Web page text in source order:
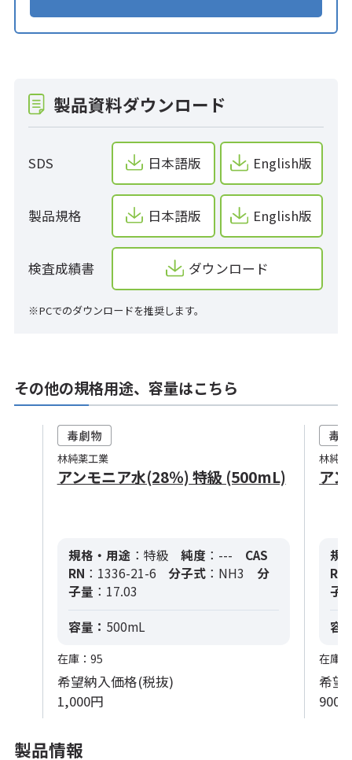
製品資料ダウンロード
SDS 日本語版 English版
製品規格 日本語版 English版
検査成績書 ダウンロード
※PCでのダウンロードを推奨します。
その他の規格用途、容量はこちら
林純薬工業
アンモニア水(28％) 特級 (500mL)
規格・用途 ：特級 純度 ：---
CAS
RN ：1336-21-6 分子式 ：NH3
分
子量 ：17.03
容量： 500mL
在庫：95
希望納入価格(税抜)
1,000円
林純
ア
規
RN
子
容
在庫
希望
900
製品情報